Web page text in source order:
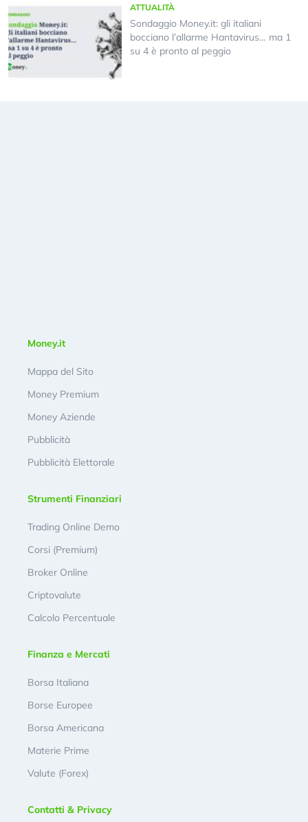
ATTUALITÀ
Sondaggio Money.it: gli italiani
bocciano l’allarme Hantavirus… ma 1
su 4 è pronto al peggio
Money.it
Mappa del Sito
Money Premium
Money Aziende
Pubblicità
Pubblicità Elettorale
Strumenti Finanziari
Trading Online Demo
Corsi (Premium)
Broker Online
Criptovalute
Calcolo Percentuale
Finanza e Mercati
Borsa Italiana
Borse Europee
Borsa Americana
Materie Prime
Valute (Forex)
Contatti & Privacy